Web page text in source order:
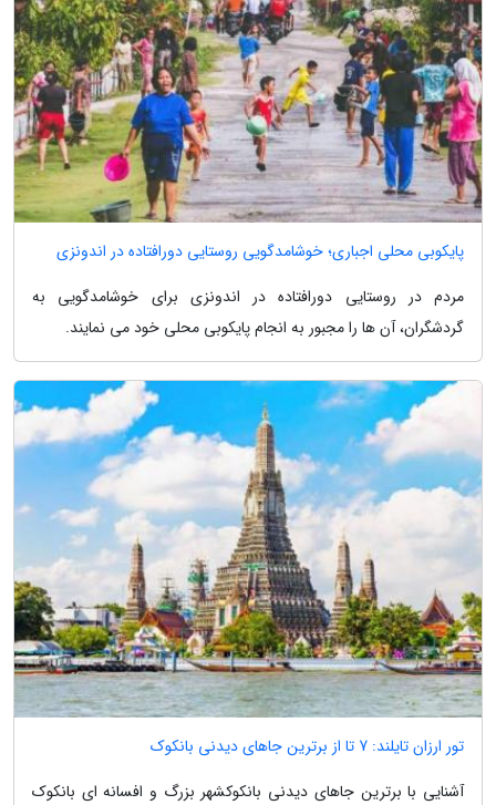
پایکوبی محلی اجباری؛ خوشامدگویی روستایی دورافتاده در اندونزی
مردم در روستایی دورافتاده در اندونزی برای خوشامدگویی به
گردشگران، آن ها را مجبور به انجام پایکوبی محلی خود می نمایند.
تور ارزان تایلند: 7 تا از برترین جاهای دیدنی بانکوک
آشنایی با برترین جاهای دیدنی بانکوکشهر بزرگ و افسانه ای بانکوک